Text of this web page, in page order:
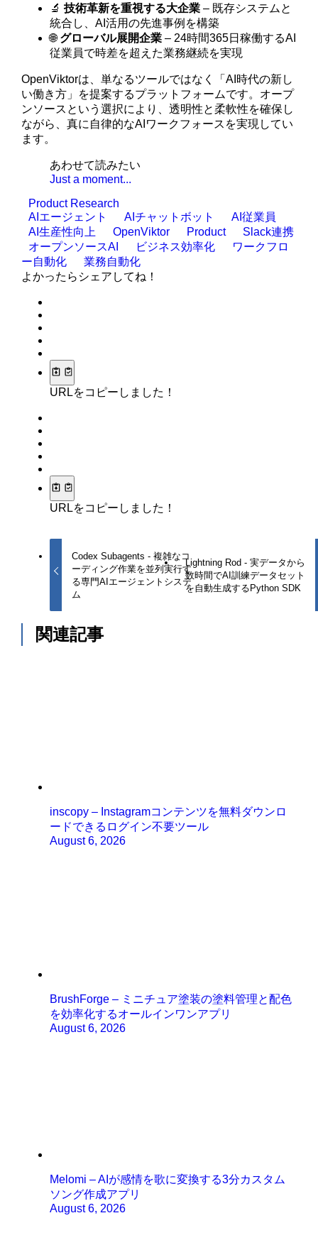
🔬技術革新を重視する大企業 – 既存システムと
統合し、AI活用の先進事例を構築
🌐グローバル展開企業 – 24時間365日稼働するAI
従業員で時差を超えた業務継続を実現
OpenViktorは、単なるツールではなく「AI時代の新し
い働き方」を提案するプラットフォームです。オープ
ンソースという選択により、透明性と柔軟性を確保し
ながら、真に自律的なAIワークフォースを実現してい
ます。
あわせて読みたい
Just a moment...
Product Research
AIエージェント
AIチャットボット
AI従業員
AI生産性向上
OpenViktor Product
Slack連携
オープンソースAI
ビジネス効率化
ワークフロ
ー自動化
業務自動化
よかったらシェアしてね！
URLをコピーしました！
URLをコピーしました！
Codex Subagents - 複雑なコ
ーディング作業を並列実行す
る専門AIエージェントシステ
ム
Lightning Rod - 実データから
数時間でAI訓練データセット
を自動生成するPython SDK
関連記事
inscopy – Instagramコンテンツを無料ダウンロ
ードできるログイン不要ツール
August 6, 2026
BrushForge – ミニチュア塗装の塗料管理と配色
を効率化するオールインワンアプリ
August 6, 2026
Melomi – AIが感情を歌に変換する3分カスタム
ソング作成アプリ
August 6, 2026